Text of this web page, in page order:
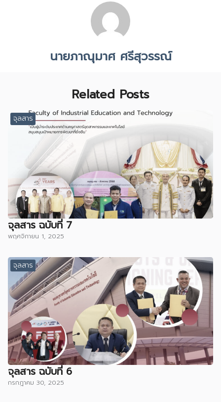
นายภาณุมาศ ศรีสุวรรณ์
Related Posts
จุลสาร
จุลสาร ฉบับที่ 7
พฤศจิกายน 1, 2025
จุลสาร
จุลสาร ฉบับที่ 6
กรกฎาคม 30, 2025